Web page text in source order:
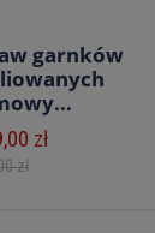
garnków
zł
zł